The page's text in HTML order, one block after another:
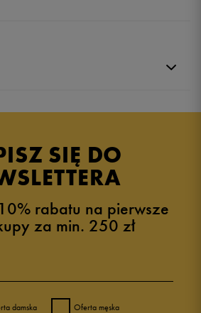
5.0
i zweryfikowanych przez
4%
SIĘ DO
rabatu na pierwsze
za min. 250 zł
damska Oferta męska